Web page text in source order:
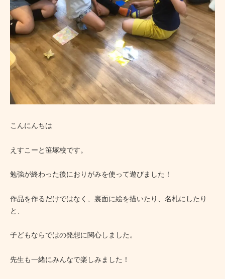
こんにんちは
えすこーと笹塚校です。
勉強が終わった後におりがみを使って遊びました！
作品を作るだけではなく、裏面に絵を描いたり、名札にしたり
と、
子どもならではの発想に関心しました。
先生も一緒にみんなで楽しみました！